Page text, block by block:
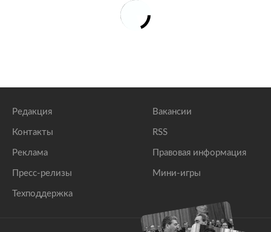
Редакция
Контакты
Реклама
Пресс-релизы
Техподдержка
Вакансии
RSS
Правовая информация
Мини-игры